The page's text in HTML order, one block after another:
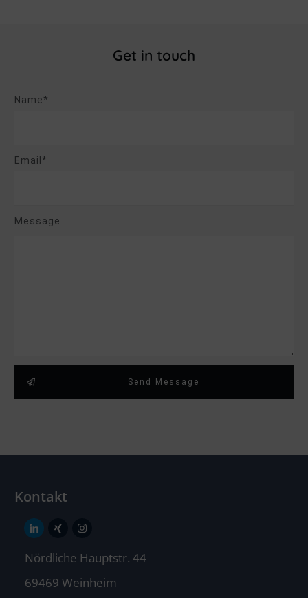
Get in touch
Name*
Email*
Message
Send Message
Kontakt
Nördliche Hauptstr. 44
69469 Weinheim